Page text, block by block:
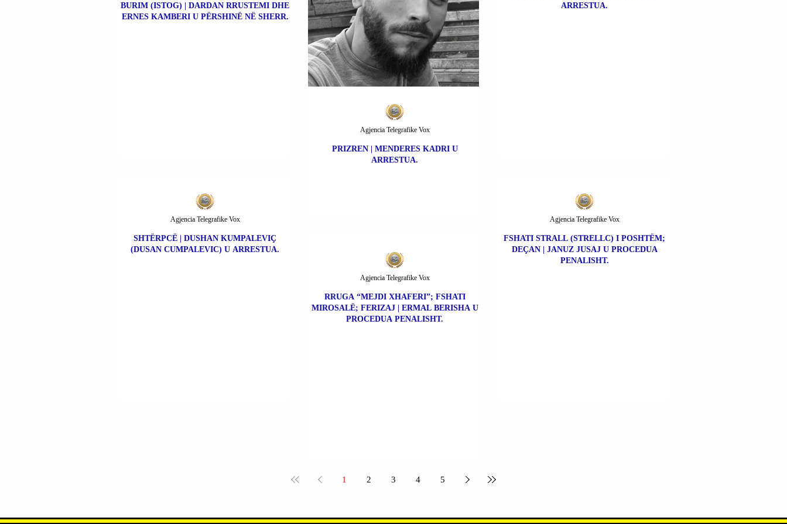
BURIM (ISTOG) | DARDAN RRUSTEMI DHE
ERNES KAMBERI U PËRSHINË NË SHERR.
PRIZREN | MENDERES KADRI U
ARRESTUA.
Agjencia Telegrafike Vox
ARRESTUA.
SHTËRPCË | DUSHAN KUMPALEVIÇ
(DUSAN CUMPALEVIC) U ARRESTUA.
Agjencia Telegrafike Vox
RRUGA “MEJDI XHAFERI”; FSHATI
MIROSALË; FERIZAJ | ERMAL BERISHA U
PROCEDUA PENALISHT.
Agjencia Telegrafike Vox
FSHATI STRALL (STRELLC) I POSHTËM;
DEÇAN | JANUZ JUSAJ U PROCEDUA
PENALISHT.
Agjencia Telegrafike Vox
1 2 3 4 5